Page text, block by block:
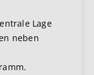
Lage
neben